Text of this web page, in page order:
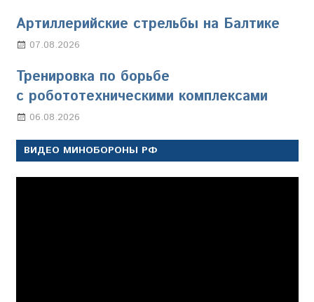
Артиллерийские стрельбы на Балтике
07.08.2026
Тренировка по борьбе
с робототехническими комплексами
06.08.2026
ВИДЕО МИНОБОРОНЫ РФ